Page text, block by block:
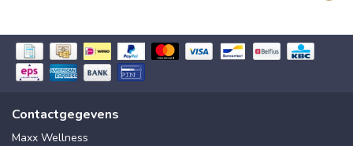
Contactgegevens
Maxx Wellness